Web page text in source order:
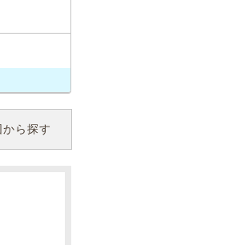
から探す